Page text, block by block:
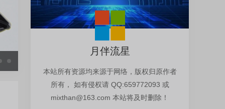
月伴流星
本站所有资源均来源于网络，版权归原作者
所有， 如有侵权请 QQ:659772093 或
mixthan@163.com 本站将及时删除！